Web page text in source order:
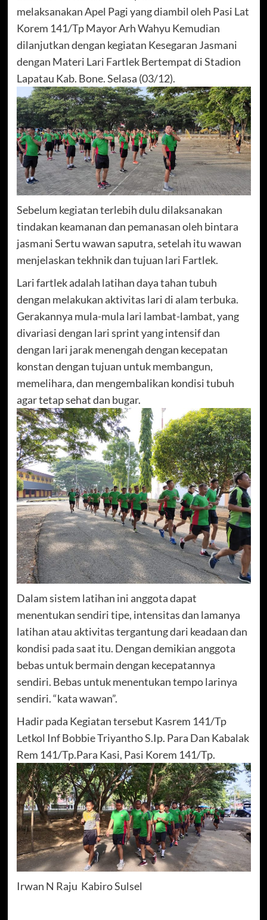
melaksanakan Apel Pagi yang diambil oleh Pasi Lat
Korem 141/Tp Mayor Arh Wahyu Kemudian
dilanjutkan dengan kegiatan Kesegaran Jasmani
dengan Materi Lari Fartlek Bertempat di Stadion
Lapatau Kab. Bone. Selasa (03/12).
Sebelum kegiatan terlebih dulu dilaksanakan
tindakan keamanan dan pemanasan oleh bintara
jasmani Sertu wawan saputra, setelah itu wawan
menjelaskan tekhnik dan tujuan lari Fartlek.
Lari fartlek adalah latihan daya tahan tubuh
dengan melakukan aktivitas lari di alam terbuka.
Gerakannya mula-mula lari lambat-lambat, yang
divariasi dengan lari sprint yang intensif dan
dengan lari jarak menengah dengan kecepatan
konstan dengan tujuan untuk membangun,
memelihara, dan mengembalikan kondisi tubuh
agar tetap sehat dan bugar.
Dalam sistem latihan ini anggota dapat
menentukan sendiri tipe, intensitas dan lamanya
latihan atau aktivitas tergantung dari keadaan dan
kondisi pada saat itu. Dengan demikian anggota
bebas untuk bermain dengan kecepatannya
sendiri. Bebas untuk menentukan tempo larinya
sendiri. “kata wawan”.
Hadir pada Kegiatan tersebut Kasrem 141/Tp
Letkol Inf Bobbie Triyantho S.Ip. Para Dan Kabalak
Rem 141/Tp.Para Kasi, Pasi Korem 141/Tp.
Irwan N Raju Kabiro Sulsel